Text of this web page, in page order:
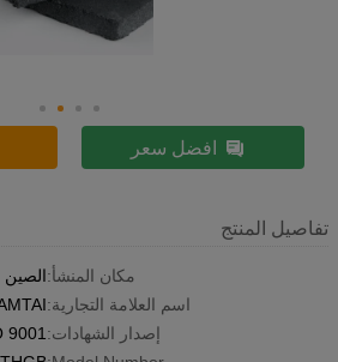
افضل سعر
تفاصيل المنتج
مكان المنشأ:الصين
اسم العلامة التجارية:
إصدار الشهادات: 9001